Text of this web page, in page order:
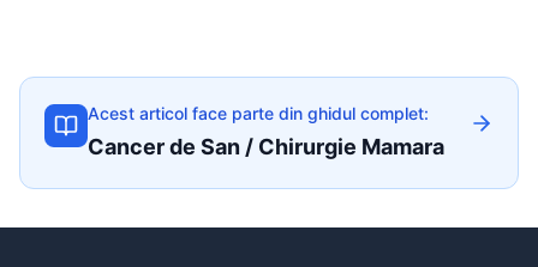
Acest articol face parte din ghidul complet:
Cancer de San / Chirurgie Mamara